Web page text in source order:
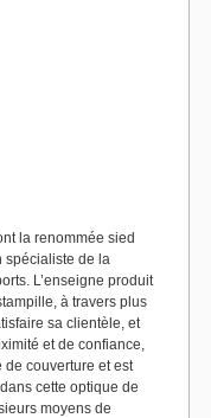
la renommée sied
spécialiste de la
L’enseigne produit
à travers plus
sa clientèle, et
et de confiance,
de couverture et est
cette optique de
moyens de